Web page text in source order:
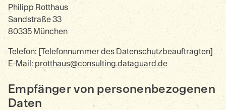
Philipp Rotthaus
Sandstraße 33
80335 München
Telefon: [Telefonnummer des Datenschutzbeauftragten]
E-Mail: protthaus@consulting.dataguard.de
Empfänger von personenbezogenen
Daten